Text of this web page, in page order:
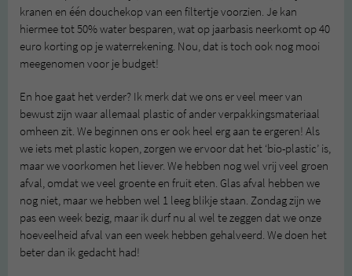
kranen en één douchekop van een filtertje voorzien. Je kan
hiermee tot 50% water besparen, wat op jaarbasis neerkomt op 40
euro korting op je waterrekening. Nou, dat is toch ook nog mooi
meegenomen voor je budget!
En hoe gaat het verder? Ik merk dat we ons er veel meer van
bewust zijn waar allemaal plastic of ander verpakkingsmateriaal
omheen zit. We beginnen ons er ook heel erg aan te ergeren! Als
we iets met plastic kopen, zorgen we ervoor dat het ‘bio-plastic’ is,
maar we voorkomen het liever. We hebben nog wel vrij veel groen
afval, omdat we veel groente en fruit eten. Glas afval hebben we
nog niet, maar we hebben wel 1 leeg blikje staan. Zondag zijn we
pas een week bezig, maar ik durf nu al wel te zeggen dat we onze
hoeveelheid afval van een week hebben gehalveerd. We doen het
beter dan ik gedacht had!